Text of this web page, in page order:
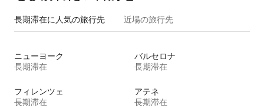
長期滞在に人気の旅行先 近場の旅行先
ニューヨーク
長期滞在
バルセロナ
長期滞在
フィレンツェ
長期滞在
アテネ
長期滞在